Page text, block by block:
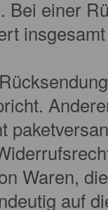
Bei einer
Waren,
auf